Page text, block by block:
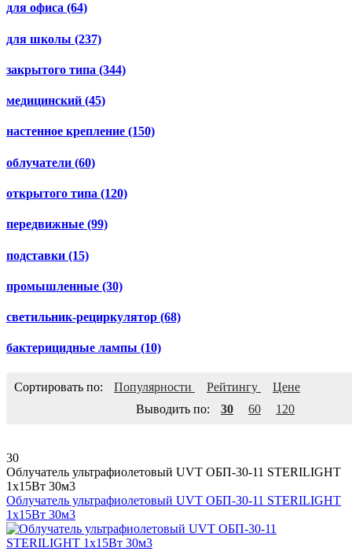
для офиса (64)
для школы (237)
закрытого типа (344)
медицинский (45)
настенное крепление (150)
облучатели (60)
открытого типа (120)
передвижные (99)
подставки (15)
промышленные (30)
светильник-рециркулятор (68)
бактерицидные лампы (10)
Сортировать по: Популярности Рейтингу
Цене
Выводить по:
30 60 120
30
Облучатель ультрафиолетовый UVT ОБП-30-11 STERILIGHT
1х15Вт 30м3
Облучатель ультрафиолетовый UVT ОБП-30-11 STERILIGHT
1х15Вт 30м3